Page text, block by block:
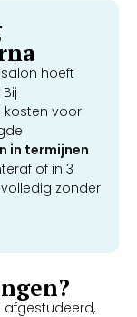
hoeft
kosten voor
in termijnen
of in 3
zonder
afgestudeerd,